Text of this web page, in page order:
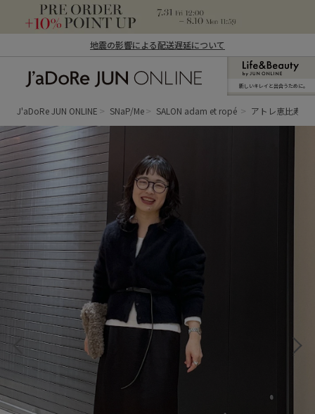
地震の影響による配送遅延について
ン オンライン）
新しいキレイと出合うために。
J'aDoRe JUN ONLINE SNaP/Me SALON adam et ropé アトレ恵比寿